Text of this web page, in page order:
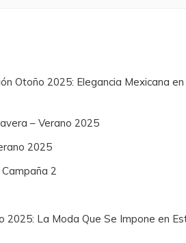
Otoño 2025: Elegancia Mexicana
– Verano 2025
2025
2
2025: La Moda Que Se Impone en